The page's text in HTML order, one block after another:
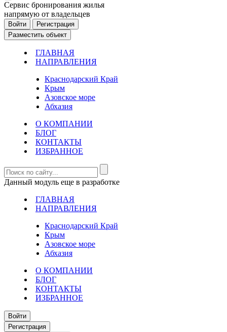
Cервис бронирования жилья
напрямую от владельцев
Войти
Регистрация
Разместить объект
ГЛАВНАЯ
НАПРАВЛЕНИЯ
Краснодарский Край
Крым
Азовское море
Абхазия
О КОМПАНИИ
БЛОГ
КОНТАКТЫ
ИЗБРАННОЕ
Данный модуль еще в разработке
ГЛАВНАЯ
НАПРАВЛЕНИЯ
Краснодарский Край
Крым
Азовское море
Абхазия
О КОМПАНИИ
БЛОГ
КОНТАКТЫ
ИЗБРАННОЕ
Войти
Регистрация